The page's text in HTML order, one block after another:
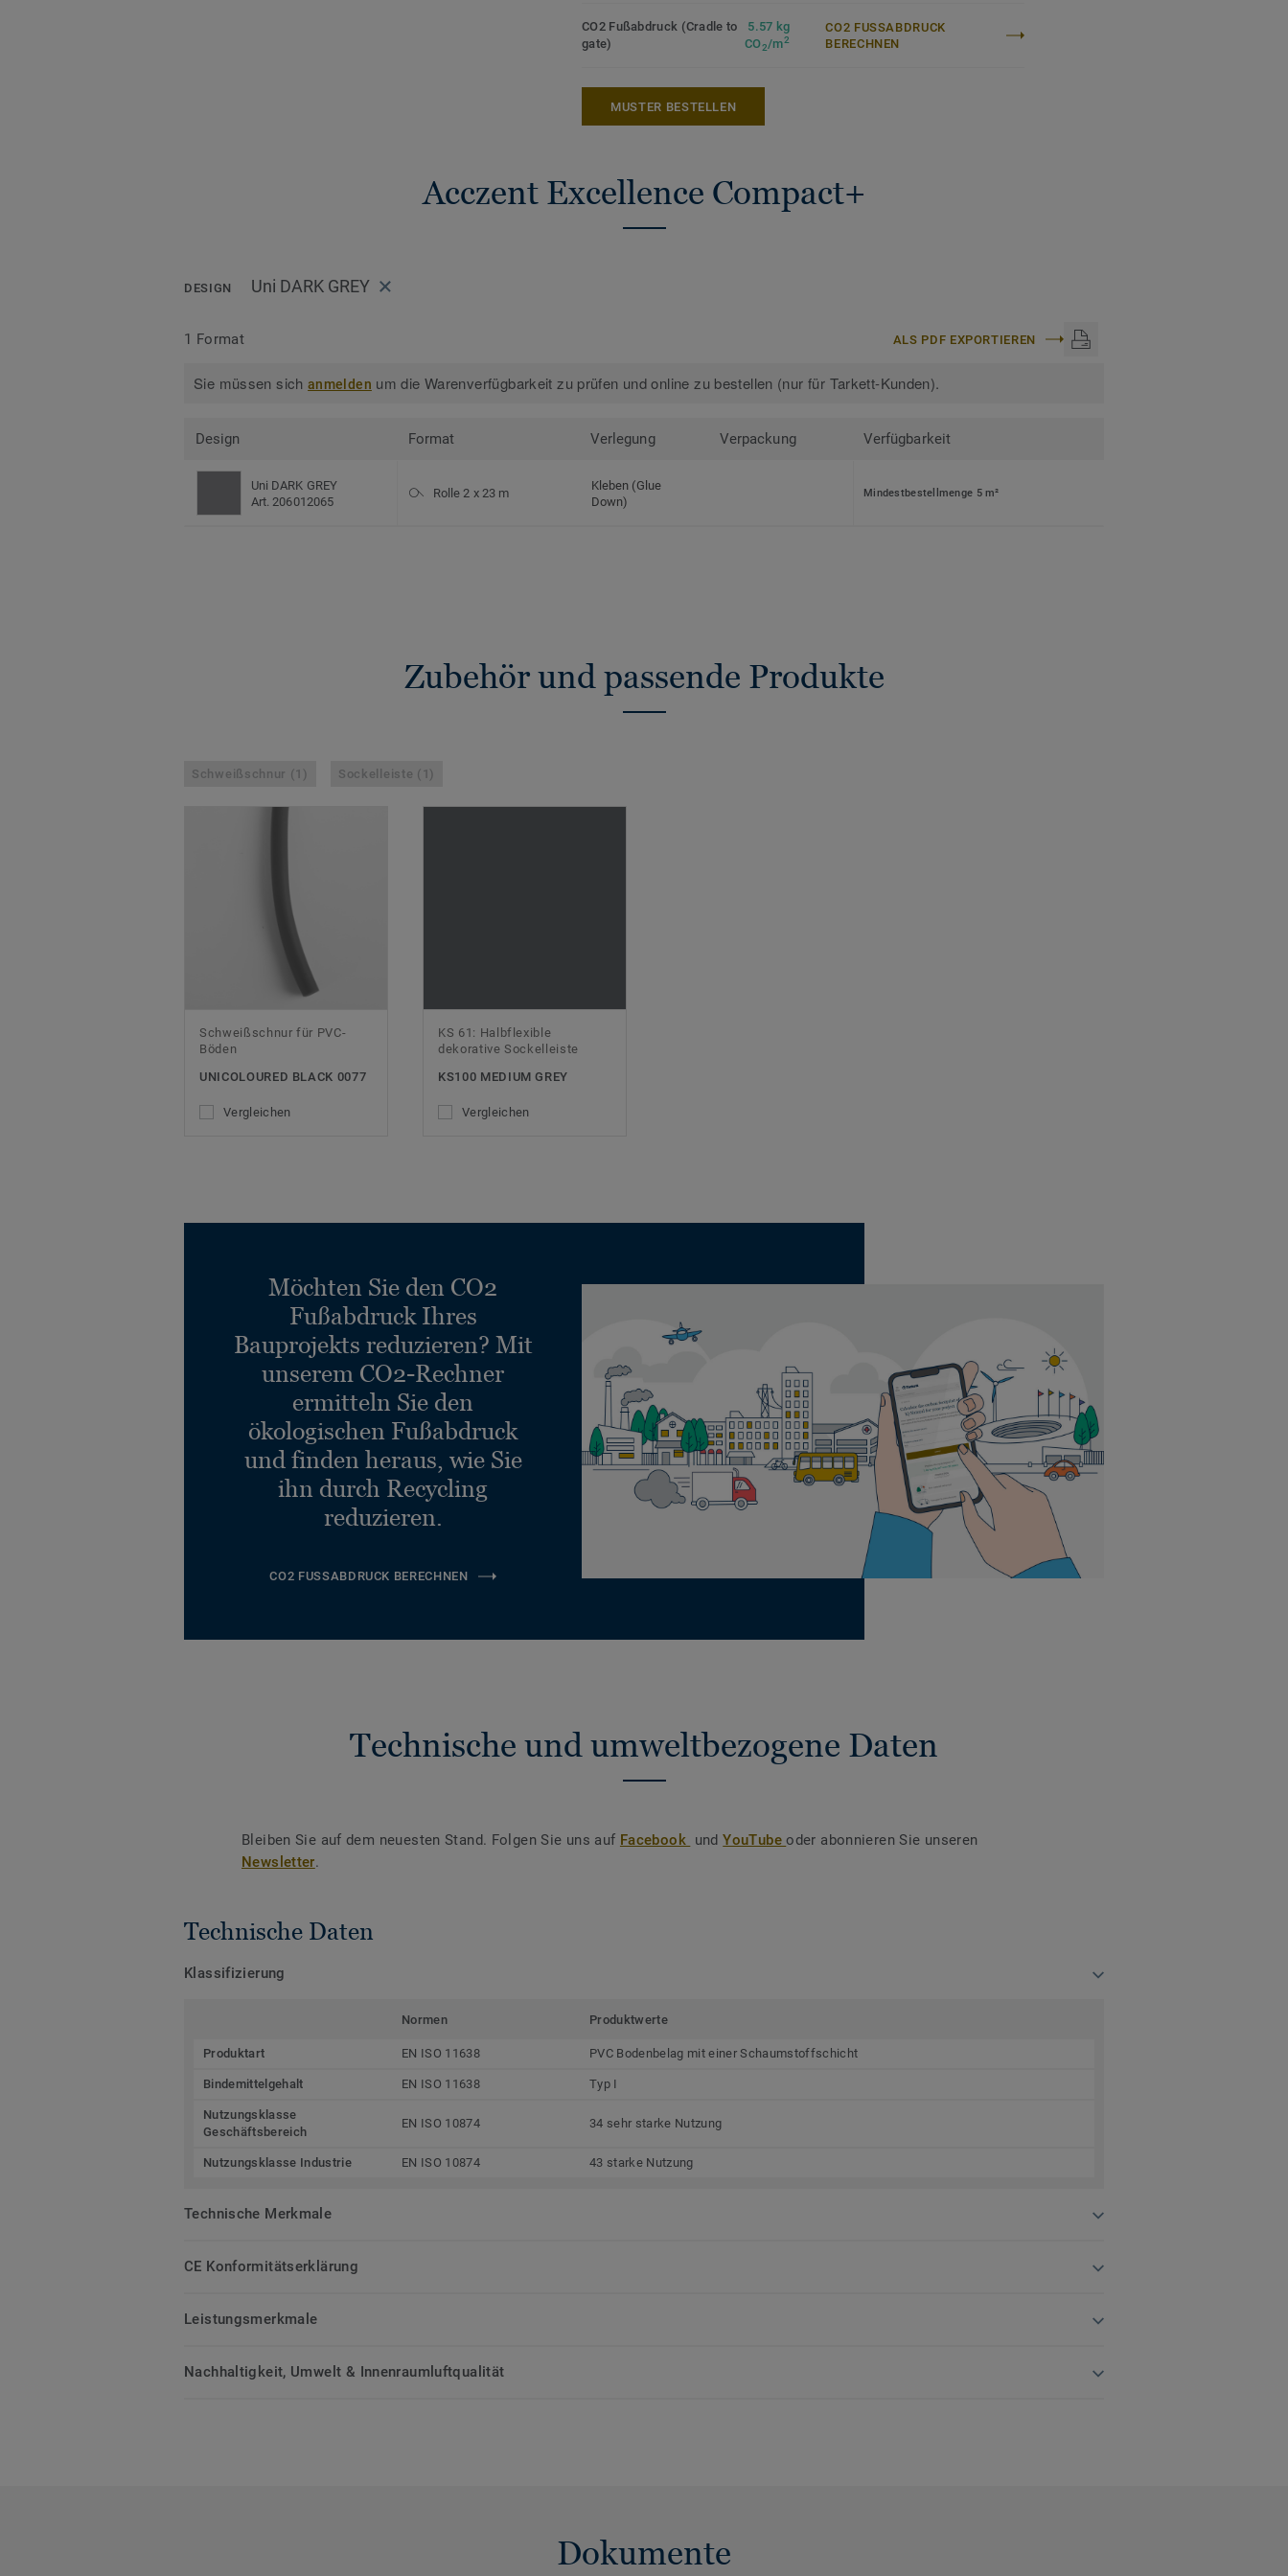
CO2 Fußabdruck (Cradle to
gate)
5.57 kg
CO2/m2
CO2 FUSSABDRUCK B
ERECHNEN
MUSTER BESTELLEN
Acczent Excellence Compact+
DESIGN Uni DARK GREY
1 Format ALS PDF EXPORTIEREN
Sie müssen sichanmelden um die Warenverfügbarkeit zu prüfen und online zu bestellen (nur für Tarkett-Kunden).
Design Format Verlegung Verpackung Verfügbarkeit
Uni DARK GREY
Art. 206012065
Rolle 2 x 23 m
Kleben (Glue
Down)
Mindestbestellmenge 5 m²
Zubehör und passende Produkte
Schweißschnur (1) Sockelleiste (1)
Schweißschnur für PVC-
Böden
UNICOLOURED BLACK 0077
Vergleichen
KS 61: Halbflexible
dekorative Sockelleiste
KS100 MEDIUM GREY
Vergleichen
Möchten Sie den CO2
Fußabdruck Ihres
Bauprojekts reduzieren? Mit
unserem CO2-Rechner
ermitteln Sie den
ökologischen Fußabdruck
und finden heraus, wie Sie
ihn durch Recycling
reduzieren.
CO2 FUSSABDRUCK BERECHNEN
Technische und umweltbezogene Daten
Bleiben Sie auf dem neuesten Stand. Folgen Sie uns auf Facebook undYouTubeoder abonnieren Sie unseren
Newsletter.
Technische Daten
Klassifizierung
Normen Produktwerte
Produktart EN ISO 11638 PVC Bodenbelag mit einer Schaumstoffschicht
Bindemittelgehalt EN ISO 11638 Typ I
Nutzungsklasse
Geschäftsbereich
EN ISO 10874 34 sehr starke Nutzung
Nutzungsklasse Industrie EN ISO 10874 43 starke Nutzung
Technische Merkmale
CE Konformitätserklärung
Leistungsmerkmale
Nachhaltigkeit, Umwelt & Innenraumluftqualität
Dokumente